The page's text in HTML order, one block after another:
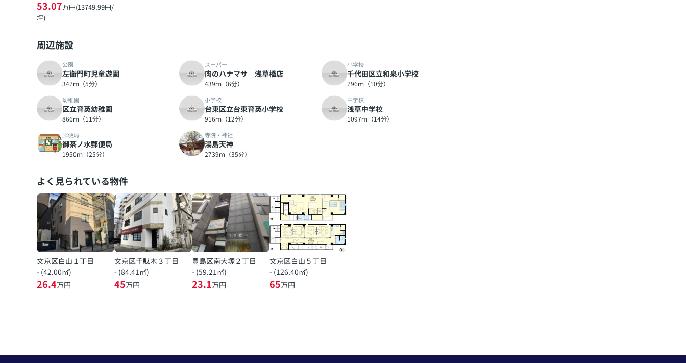
53.07万円(13749.99円/
坪)
周辺施設
公園
左衛門町児童遊園
347ｍ（5分）
スーパー
肉のハナマサ 浅草橋店
439ｍ（6分）
小学校
千代田区立和泉小学校
796ｍ（10分）
幼稚園
区立育英幼稚園
866ｍ（11分）
小学校
台東区立台東育英小学校
916ｍ（12分）
中学校
浅草中学校
1097ｍ（14分）
郵便局
御茶ノ水郵便局
1950ｍ（25分）
寺院・神社
湯島天神
2739ｍ（35分）
よく見られている物件
文京区白山１丁目
- (42.00㎡)
26.4万円
文京区千駄木３丁目
- (84.41㎡)
45万円
豊島区南大塚２丁目
- (59.21㎡)
23.1万円
文京区白山５丁目
- (126.40㎡)
65万円